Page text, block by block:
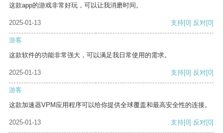
这款app的游戏非常好玩，可以让我消磨时间。
2025-01-13 支持[0] 反对[0]
游客
这款软件的功能非常强大，可以满足我日常使用的需求。
2025-01-13 支持[0] 反对[0]
游客
这款加速器VPM应用程序可以给你提供全球覆盖和最高安全性的连接。
2025-01-13 支持[0] 反对[0]